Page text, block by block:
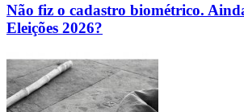
Não fiz o cadastro biométrico.
Eleições 2026?